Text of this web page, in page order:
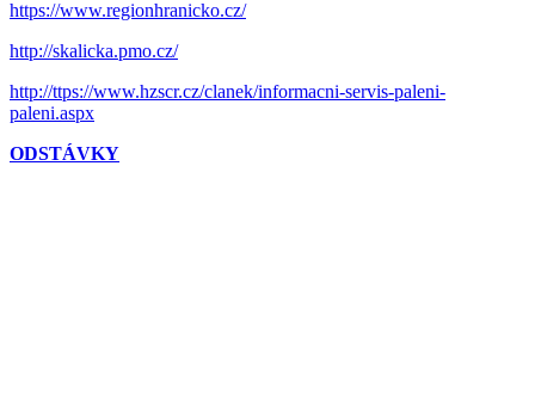
https://www.regionhranicko.cz/
http://skalicka.pmo.cz/
http://ttps://www.hzscr.cz/clanek/informacni-servis-paleni-
paleni.aspx
ODSTÁVKY